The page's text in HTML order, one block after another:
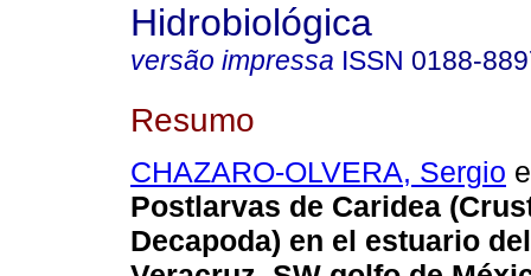
Hidrobiológica
versão impressa ISSN 0188-
Resumo
CHAZARO-OLVERA, Sergio
Postlarvas de Caridea
Decapoda) en el estuario